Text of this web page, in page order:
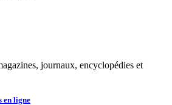
journaux, encyclopédies et
en ligne